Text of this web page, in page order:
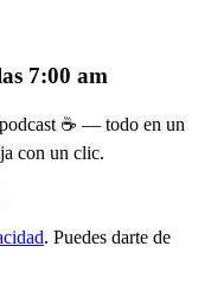
7:00 am
☕ — todo en un
con un clic.
. Puedes darte de